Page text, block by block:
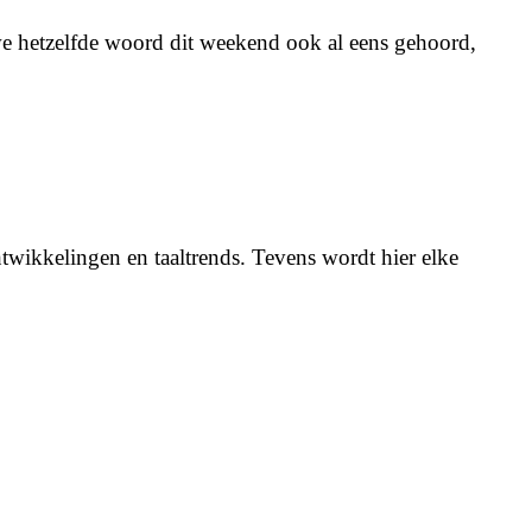
woord dit weekend ook al eens gehoord,
en taaltrends. Tevens wordt hier elke